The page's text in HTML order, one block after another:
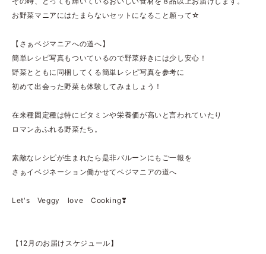
お野菜マニアにはたまらないセットになること願って☆
【さぁベジマニアへの道へ】
簡単レシピ写真もついているので野菜好きには少し安心！
野菜とともに同梱してくる簡単レシピ写真を参考に
初めて出会った野菜も体験してみましょう！
在来種固定種は特にビタミンや栄養価が高いと言われていたり
ロマンあふれる野菜たち。
素敵なレシピが生まれたら是非バルーンにもご一報を
さぁイベジネーション働かせてベジマニアの道へ
Let's Veggy love Cooking❣
【12月のお届けスケジュール】